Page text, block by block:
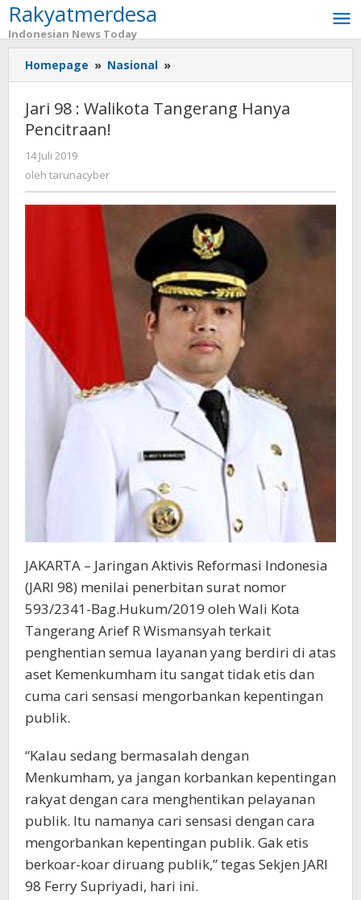
Lewati
ke
konten
Rakyatmerdesa
Indonesian News Today
Homepage » Nasional »
98
Walikota
Jari 98 : Walikota Tangerang Hanya
Pencitraan!
14 Juli 2019
tarunacyber
oleh tarunacyber
JAKARTA – Jaringan Aktivis Reformasi Indonesia
(JARI 98) menilai penerbitan surat nomor
593/2341-Bag.Hukum/2019 oleh Wali Kota
Tangerang Arief R Wismansyah terkait
penghentian semua layanan yang berdiri di atas
aset Kemenkumham itu sangat tidak etis dan
cuma cari sensasi mengorbankan kepentingan
publik.
“Kalau sedang bermasalah dengan
Menkumham, ya jangan korbankan kepentingan
rakyat dengan cara menghentikan pelayanan
publik. Itu namanya cari sensasi dengan cara
mengorbankan kepentingan publik. Gak etis
berkoar-koar diruang publik,” tegas Sekjen JARI
98 Ferry Supriyadi, hari ini.